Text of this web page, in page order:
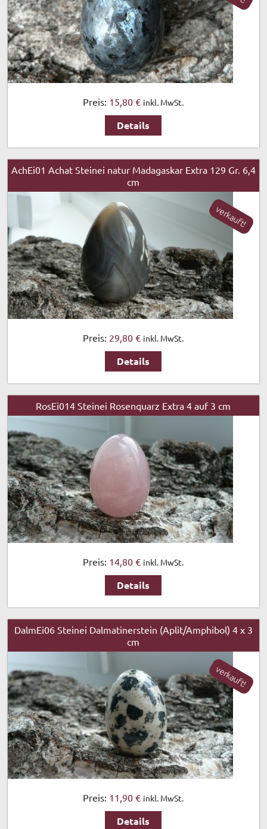
Preis: 15,80 € inkl. MwSt.
Details
AchEi01 Achat Steinei natur Madagaskar Extra 129 Gr. 6,4
cm
Preis: 29,80 € inkl. MwSt.
Details
verkauft!
RosEi014 Steinei Rosenquarz Extra 4 auf 3 cm
Preis: 14,80 € inkl. MwSt.
Details
DalmEi06 Steinei Dalmatinerstein (Aplit/Amphibol) 4 x 3
cm
Preis: 11,90 € inkl. MwSt.
Details
verkauft!